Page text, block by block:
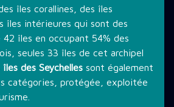
îles corallines, des îles
îles intérieures qui sont des
îles en occupant 54% des
seules 33 îles de cet archipel
îles des Seychelles sont également
catégories, protégée, exploitée